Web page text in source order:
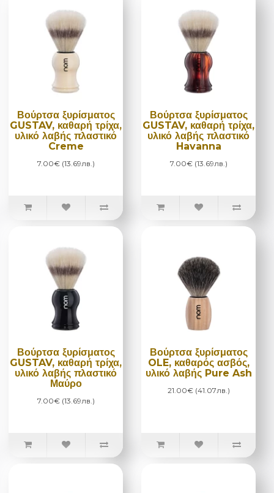
Βούρτσα ξυρίσματος
GUSTAV, καθαρή τρίχα,
υλικό λαβής πλαστικό
Creme
7.00€ (13.69лв.)
Βούρτσα ξυρίσματος
GUSTAV, καθαρή τρίχα,
υλικό λαβής πλαστικό
Havanna
7.00€ (13.69лв.)
Βούρτσα ξυρίσματος
GUSTAV, καθαρή τρίχα,
υλικό λαβής πλαστικό
Μαύρο
7.00€ (13.69лв.)
Βούρτσα ξυρίσματος
OLE, καθαρός ασβός,
υλικό λαβής Pure Ash
21.00€ (41.07лв.)